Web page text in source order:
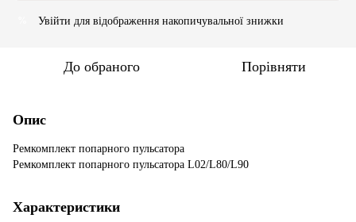
Увійти для відображення накопичувальної знижки
До обраного Порівняти
Опис
Ремкомплект попарного пульсатора
Ремкомплект попарного пульсатора L02/L80/L90
Характеристики